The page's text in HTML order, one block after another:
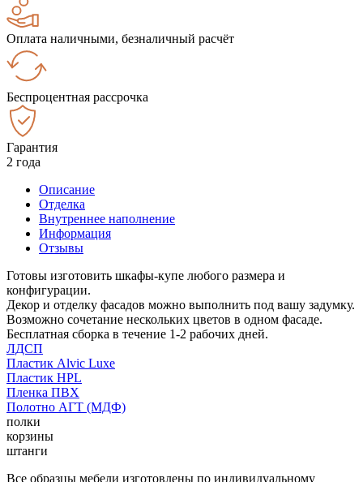
Оплата наличными, безналичный расчёт
Беспроцентная рассрочка
Гарантия
2 года
Описание
Отделка
Внутреннее наполнение
Информация
Отзывы
Готовы изготовить шкафы-купе любого размера и
конфигурации.
Декор и отделку фасадов можно выполнить под вашу задумку.
Возможно сочетание нескольких цветов в одном фасаде.
Бесплатная сборка в течение 1-2 рабочих дней.
ЛДСП
Пластик Alvic Luxe
Пластик HPL
Пленка ПВХ
Полотно АГТ (МДФ)
полки
корзины
штанги
Все образцы мебели изготовлены по индивидуальному